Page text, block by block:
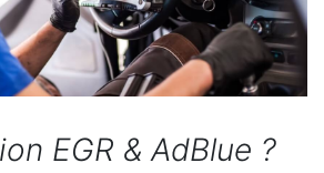
EGR & AdBlue ?